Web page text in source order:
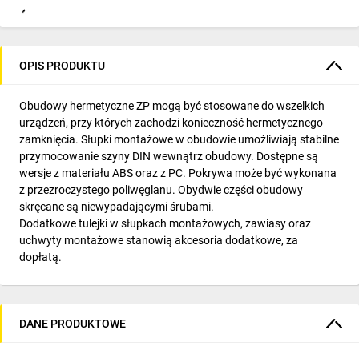
OPIS PRODUKTU
Obudowy hermetyczne ZP mogą być stosowane do wszelkich
urządzeń, przy których zachodzi konieczność hermetycznego
zamknięcia. Słupki montażowe w obudowie umożliwiają stabilne
przymocowanie szyny DIN wewnątrz obudowy. Dostępne są
wersje z materiału ABS oraz z PC. Pokrywa może być wykonana
z przezroczystego poliwęglanu. Obydwie części obudowy
skręcane są niewypadającymi śrubami.
Dodatkowe tulejki w słupkach montażowych, zawiasy oraz
uchwyty montażowe stanowią akcesoria dodatkowe, za
dopłatą.
DANE PRODUKTOWE